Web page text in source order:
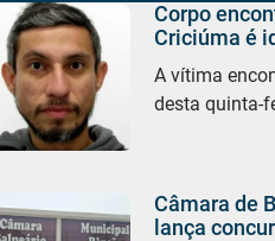
Corpo
Criciúma é
A vítima
desta quinta-
Câmara de
lança